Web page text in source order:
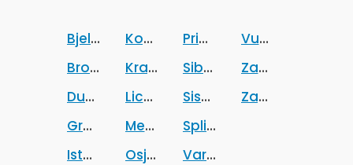
Bjelovarsko-bilogorska zupanija
Brodsko-posavska zupanija
Dubrovacko-neretvanska zupanija
Grad Zagreb
Istarska zupanija
Koprivnicko-krizevacka zupanija
Krapinsko-zagorska zupanija
Licko-senjska zupanija
Medimurska zupanija
Osjecko-baranjska zupanija
Primorsko-goranska
Sibensko-kninska
Sisacko-moslavacka
Splitsko-dalmatinska
Varazdinska zupanija
Vukovarsko-
Zadarska
Zagrebacka